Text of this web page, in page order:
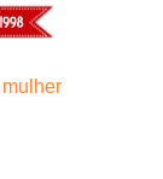
mulher